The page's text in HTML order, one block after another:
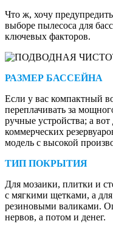
Что ж, хочу
выборе пылесоса для
ключевых факторов.
РАЗМЕР БАССЕЙНА
Если у вас компактный
переплачивать за
ручные устройства; а
коммерческих
модель с высокой
ТИП ПОКРЫТИЯ
Для мозаики, плитки и
с мягкими щетками, а
резиновыми валиками.
нервов, а потом и денег.